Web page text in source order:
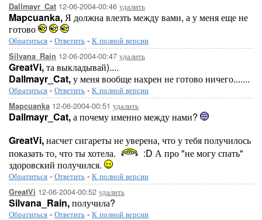
Dallmayr_Cat 12-06-2004-00:46 удалить
Mapcuanka,Я должна влезть между вами, а у меня еще не
готово
Обратиться - Ответить - К полной версии
Silvana_Rain 12-06-2004-00:47 удалить
GreatVi,та выкладывай)....
Dallmayr_Cat,у меня вообще нахрен не готово ничего.......
Обратиться - Ответить - К полной версии
Mapcuanka 12-06-2004-00:51 удалить
Dallmayr_Cat,а почему именно между нами?
GreatVi,насчет сигареты не уверена, что у тебя получилось
показать то, что ты хотела.
:D А про "не могу спать"
здоровский получился.
Обратиться - Ответить - К полной версии
GreatVi 12-06-2004-00:52 удалить
Silvana_Rain,получила?
Обратиться - Ответить - К полной версии